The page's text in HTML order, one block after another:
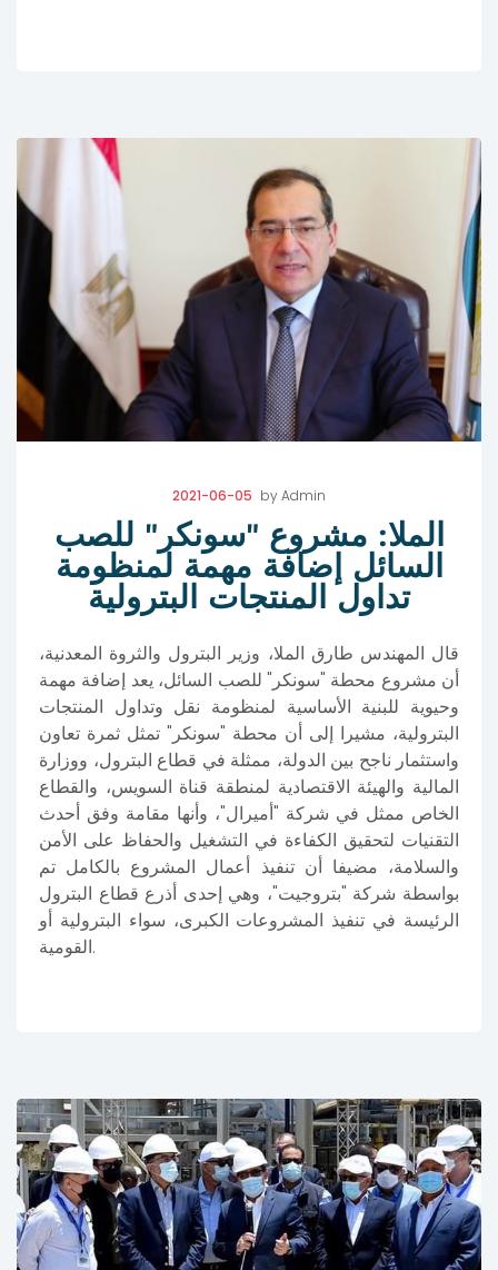
2021-06-05 byAdmin
الملا: مشروع "سونكر" للصب
السائل إضافة مهمة لمنظومة
تداول المنتجات البترولية
قال المهندس طارق الملا، وزير البترول والثروة المعدنية،
أن مشروع محطة "سونكر" للصب السائل، يعد إضافة مهمة
وحيوية للبنية الأساسية لمنظومة نقل وتداول المنتجات
البترولية، مشيرا إلى أن محطة "سونكر" تمثل ثمرة تعاون
واستثمار ناجح بين الدولة، ممثلة في قطاع البترول، ووزارة
المالية والهيئة الاقتصادية لمنطقة قناة السويس، والقطاع
الخاص ممثل في شركة "أميرال"، وأنها مقامة وفق أحدث
التقنيات لتحقيق الكفاءة في التشغيل والحفاظ على الأمن
والسلامة، مضيفا أن تنفيذ أعمال المشروع بالكامل تم
بواسطة شركة "بتروجيت"، وهي إحدى أذرع قطاع البترول
الرئيسة في تنفيذ المشروعات الكبرى، سواء البترولية أو
القومية.